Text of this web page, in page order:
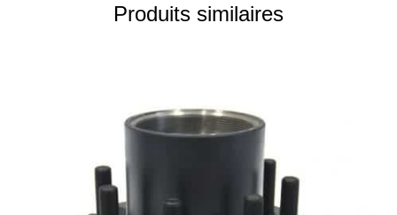
Produits similaires